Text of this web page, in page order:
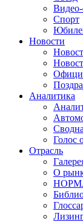
Спорт
Новости
Аналитика
Голос
Отрасль
О